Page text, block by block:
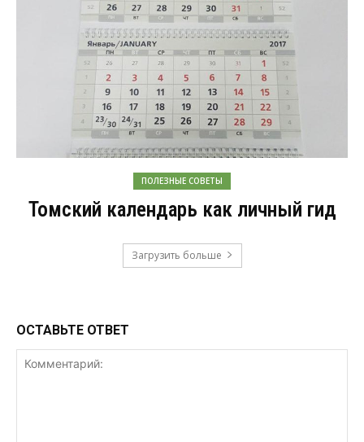
ПОЛЕЗНЫЕ СОВЕТЫ
Томский календарь как личный гид
Загрузить больше
ОСТАВЬТЕ ОТВЕТ